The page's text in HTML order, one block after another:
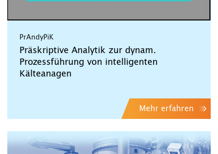
PrAndyPiK
Präskriptive Analytik zur dynam.
Prozessführung von intelligenten
Kälteanagen
Mehr erfahren